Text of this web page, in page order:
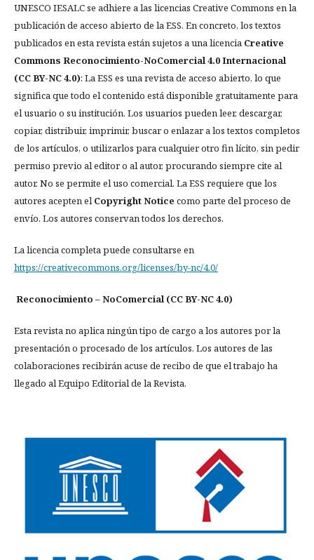
UNESCO IESALC se adhiere a las licencias Creative Commons en la
publicación de acceso abierto de la ESS. En concreto, los textos
publicados en esta revista están sujetos a una licencia Creative
Commons Reconocimiento-NoComercial 4.0 Internacional
(CC BY-NC 4.0): La ESS es una revista de acceso abierto, lo que
significa que todo el contenido está disponible gratuitamente para
el usuario o su institución. Los usuarios pueden leer, descargar,
copiar, distribuir, imprimir, buscar o enlazar a los textos completos
de los artículos, o utilizarlos para cualquier otro fin lícito, sin pedir
permiso previo al editor o al autor, procurando siempre cite al
autor. No se permite el uso comercial. La ESS requiere que los
autores acepten elCopyright Notice como parte del proceso de
envío. Los autores conservan todos los derechos.
La licencia completa puede consultarse en
https://creativecommons.org/licenses/by-nc/4.0/
Reconocimiento – NoComercial (CC BY-NC 4.0)
Esta revista no aplica ningún tipo de cargo a los autores por la
presentación o procesado de los artículos. Los autores de las
colaboraciones recibirán acuse de recibo de que el trabajo ha
llegado al Equipo Editorial de la Revista.